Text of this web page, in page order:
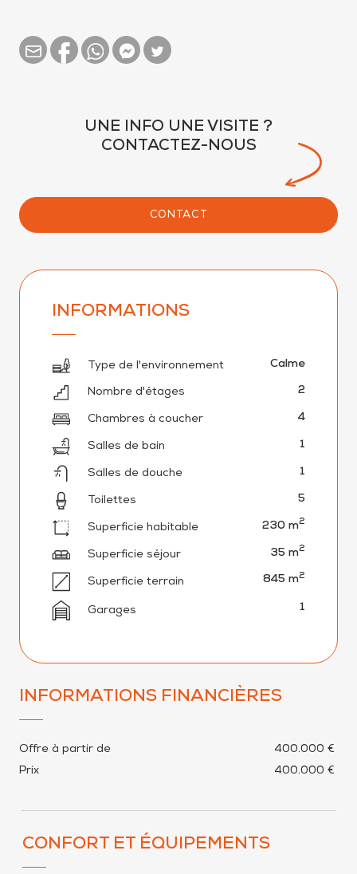
UNE INFO UNE VISITE ?
CONTACTEZ-NOUS
CONTACT
INFORMATIONS
Type de l'environnement Calme
Nombre d'étages 2
Chambres à coucher 4
Salles de bain 1
Salles de douche 1
Toilettes 5
Superficie habitable 230 m2
Superficie séjour 35 m2
Superficie terrain 845 m2
Garages 1
INFORMATIONS FINANCIÈRES
Offre à partir de
400.000 €
Prix
400.000 €
CONFORT ET ÉQUIPEMENTS